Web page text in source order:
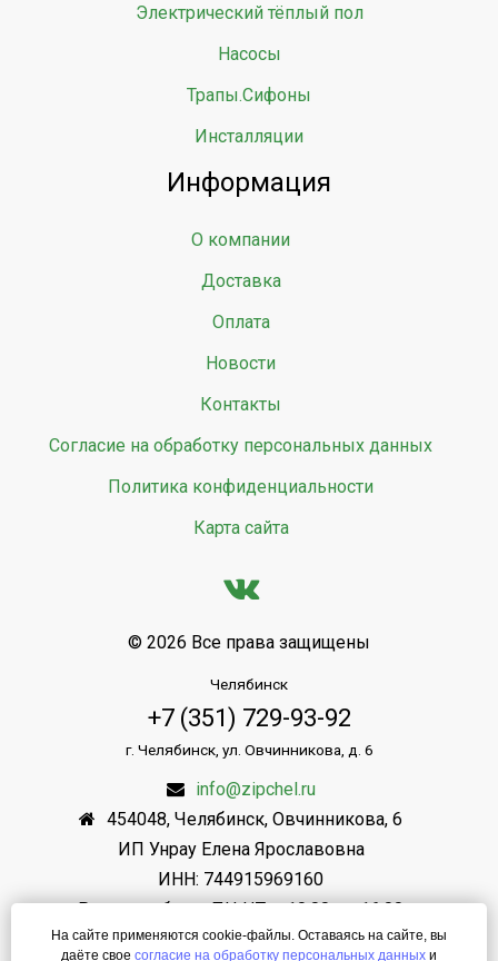
Электрический тёплый пол
Насосы
Трапы.Сифоны
Инсталляции
Информация
О компании
Доставка
Оплата
Новости
Контакты
Согласие на обработку персональных данных
Политика конфиденциальности
Карта сайта
© 2026 Все права защищены
Челябинск
+7 (351) 729-93-92
г. Челябинск, ул. Овчинникова, д. 6
info@zipchel.ru
454048, Челябинск, Овчинникова, 6
ИП Унрау Елена Ярославовна
ИНН: 744915969160
Режим работы: ПН-ЧТ: с 10.00 до 16.00
ПТ.: с 10.00 до 16.00
На сайте применяются cookie-файлы. Оставаясь на сайте, вы
даёте свое согласие на обработку персональных данных и